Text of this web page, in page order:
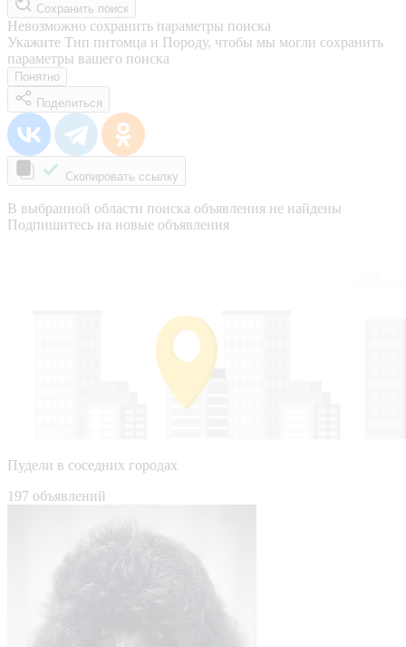
Сохранить поиск
Невозможно сохранить параметры поиска
Укажите Тип питомца и Породу, чтобы мы могли сохранить
параметры вашего поиска
Понятно
Поделиться
Скопировать ссылку
В выбранной области поиска объявления не найдены
Подпишитесь на новые объявления
Пудели в соседних городах
197 объявлений